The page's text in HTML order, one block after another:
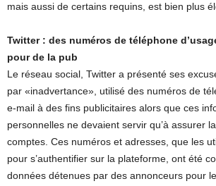
mais aussi de certains requins, est bien plus
Twitter : des numéros de téléphone
pour de la pub
Le réseau social, Twitter a présenté ses
par «inadvertance», utilisé des numéros de
e-mail à des fins publicitaires alors que ces
personnelles ne devaient servir qu’à assurer
comptes. Ces numéros et adresses, que les
pour s’authentifier sur la plateforme, ont été
données détenues par des annonceurs pour